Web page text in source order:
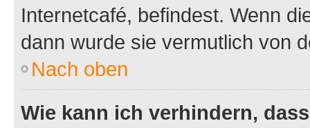
Internetcafé, befindest. Wenn
dann wurde sie vermutlich von
Nach oben
Wie kann ich verhindern,